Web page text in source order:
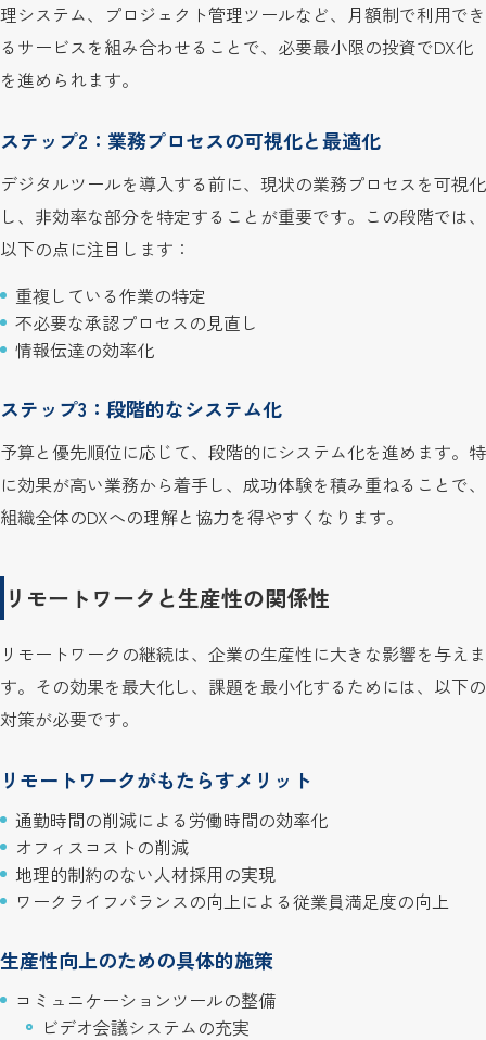
理システム、プロジェクト管理ツールなど、月額制で利用でき
るサービスを組み合わせることで、必要最小限の投資でDX化
を進められます。
ステップ2：業務プロセスの可視化と最適化
デジタルツールを導入する前に、現状の業務プロセスを可視化
し、非効率な部分を特定することが重要です。この段階では、
以下の点に注目します：
重複している作業の特定
不必要な承認プロセスの見直し
情報伝達の効率化
ステップ3：段階的なシステム化
予算と優先順位に応じて、段階的にシステム化を進めます。特
に効果が高い業務から着手し、成功体験を積み重ねることで、
組織全体のDXへの理解と協力を得やすくなります。
リモートワークと生産性の関係性
リモートワークの継続は、企業の生産性に大きな影響を与えま
す。その効果を最大化し、課題を最小化するためには、以下の
対策が必要です。
リモートワークがもたらすメリット
通勤時間の削減による労働時間の効率化
オフィスコストの削減
地理的制約のない人材採用の実現
ワークライフバランスの向上による従業員満足度の向上
生産性向上のための具体的施策
コミュニケーションツールの整備
ビデオ会議システムの充実